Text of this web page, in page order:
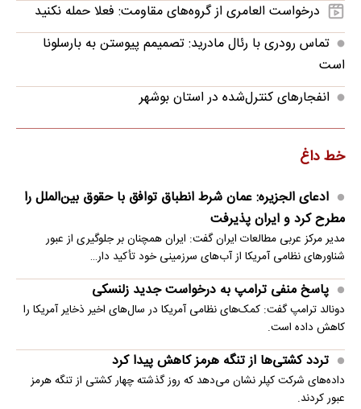
درخواست العامری از گروه‌های مقاومت: فعلا حمله نکنید
تماس رودری با رئال مادرید: تصمیمم پیوستن به بارسلونا
است
انفجارهای کنترل‌شده در استان بوشهر
خط داغ
ادعای الجزیره: عمان شرط انطباق توافق با حقوق بین‌الملل را
مطرح کرد و ایران پذیرفت
مدیر مرکز عربی مطالعات ایران گفت: ایران همچنان بر جلوگیری از عبور
شناورهای نظامی آمریکا از آب‌های سرزمینی خود تأکید دار…
پاسخ منفی ترامپ به درخواست جدید زلنسکی
دونالد ترامپ گفت: کمک‌های نظامی آمریکا در سال‌های اخیر ذخایر آمریکا را
کاهش داده است.
تردد کشتی‌ها از تنگه هرمز کاهش پیدا کرد
داده‌های شرکت کپلر نشان می‌دهد که روز گذشته چهار کشتی از تنگه هرمز
عبور کردند.